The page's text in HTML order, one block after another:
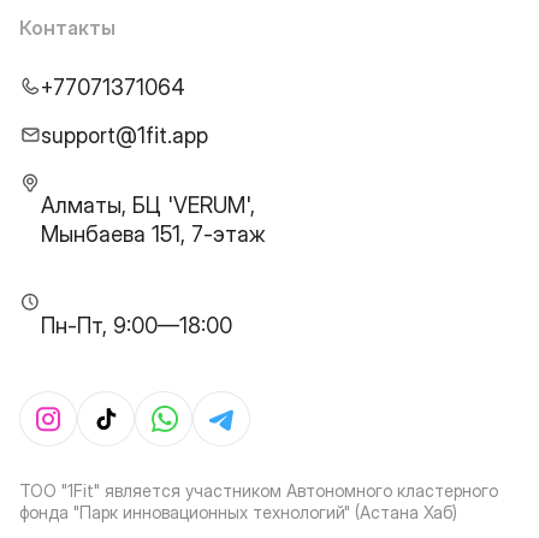
Контакты
+77071371064
support@1fit.app
Алматы, БЦ 'VERUM',
Мынбаева 151, 7-этаж
Пн-Пт, 9:00—18:00
ТОО "1Fit" является участником Автономного кластерного
фонда "Парк инновационных технологий" (Астана Хаб)